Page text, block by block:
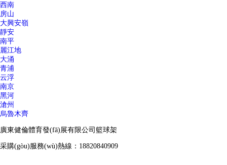
西南
房山
大興安嶺
靜安
南平
麗江地
大涌
青浦
云浮
南京
黑河
滄州
烏魯木齊
廣東健倫體育發(fā)展有限公司籃球架
采購(gòu)服務(wù)熱線：18820840909